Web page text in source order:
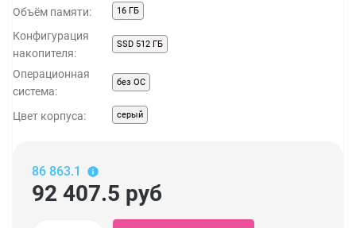
Объём памяти: 16 ГБ
Конфигурация
накопителя:
SSD 512 ГБ
Операционная
система:
без ОС
Цвет корпуса: серый
86 863.1
92 407.5 руб